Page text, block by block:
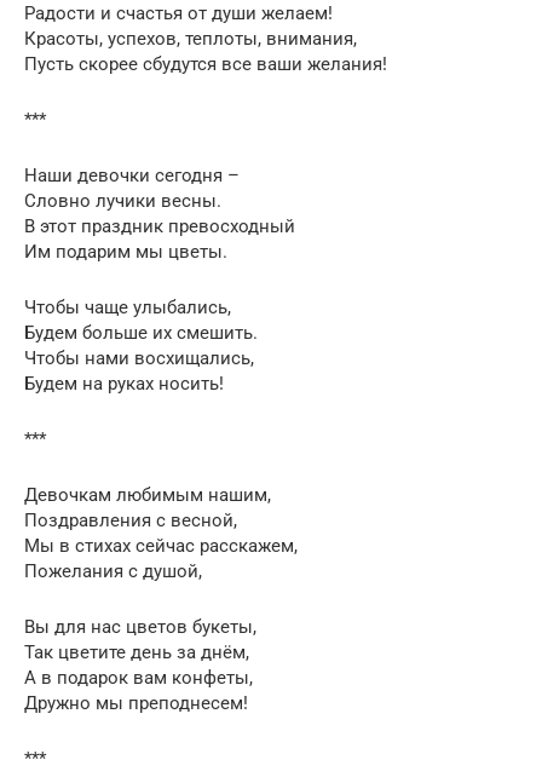
Радости и счастья от души желаем!
Красоты, успехов, теплоты, внимания,
Пусть скорее сбудутся все ваши желания!
***
Наши девочки сегодня –
Словно лучики весны.
В этот праздник превосходный
Им подарим мы цветы.
Чтобы чаще улыбались,
Будем больше их смешить.
Чтобы нами восхищались,
Будем на руках носить!
***
Девочкам любимым нашим,
Поздравления с весной,
Мы в стихах сейчас расскажем,
Пожелания с душой,
Вы для нас цветов букеты,
Так цветите день за днём,
А в подарок вам конфеты,
Дружно мы преподнесем!
***